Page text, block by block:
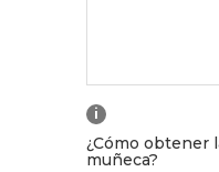
i
¿Cómo obtener
muñeca?